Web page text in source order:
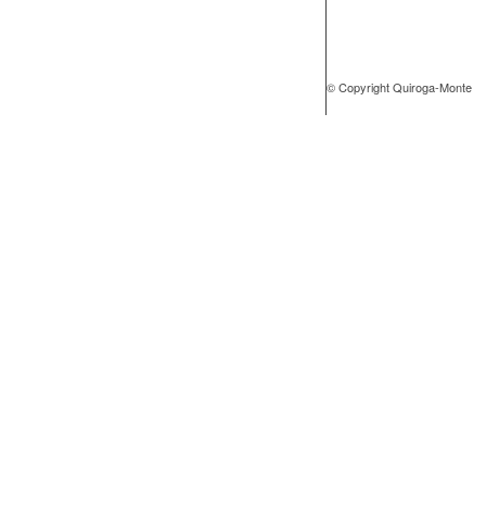
© Copyright Quiroga-Monte